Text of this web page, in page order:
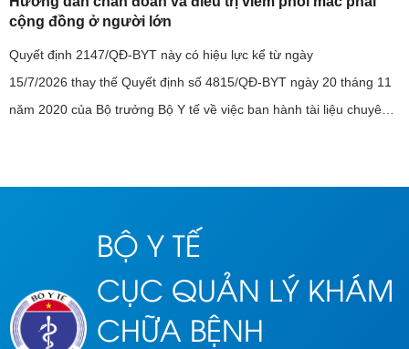
cộng đồng ở người lớn
Quyết định 2147/QĐ-BYT này có hiệu lực kể từ ngày
15/7/2026 thay thế Quyết định số 4815/QĐ-BYT ngày 20 tháng 11
năm 2020 của Bộ trưởng Bộ Y tế về việc ban hành tài liệu chuyên
BỘ Y TẾ
CỤC QUẢN LÝ KHÁM
CHỮA BỆNH